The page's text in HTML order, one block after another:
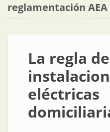
reglamentación AEA
La regla
eléctricas